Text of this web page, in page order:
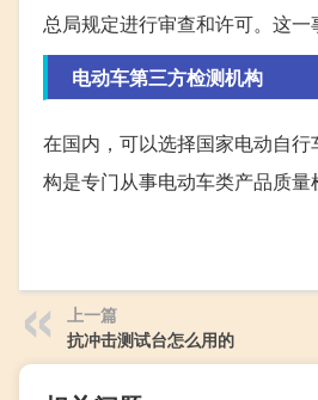
总局规定进行审查和许可。这一
电动车第三方检测机构
在国内，可以选择国家电动自
构是专门从事电动车类产品质量
上一篇
抗冲击测试台怎么用的